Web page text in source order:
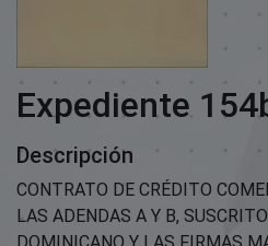
Expediente
Descripción
CONTRATO DE CRÉDITO
LAS ADENDAS A Y B,